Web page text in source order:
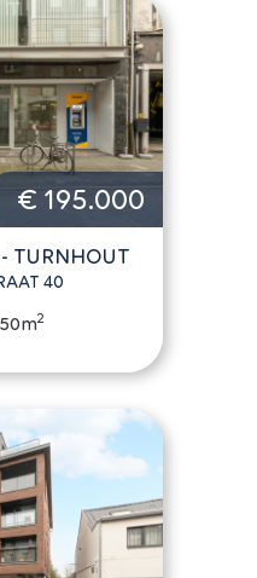
€ 195.000
TURNHOUT
40
2